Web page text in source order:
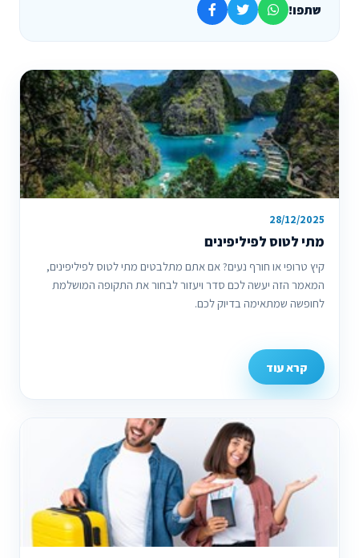
שתפו!
28/12/2025
מתי לטוס לפיליפינים
קיץ טרופי או חורף נעים? אם אתם מתלבטים מתי לטוס לפיליפינים,
המאמר הזה יעשה לכם סדר ויעזור לבחור את התקופה המושלמת
לחופשה שמתאימה בדיוק לכם.
קרא עוד